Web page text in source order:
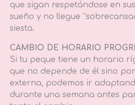
que sigan respetándose en
sueño y no llegue
siesta.
CAMBIO DE HORARIO
Si tu peque tiene un horario
que no depende de él sino
externa, podemos ir
durante una semana antes